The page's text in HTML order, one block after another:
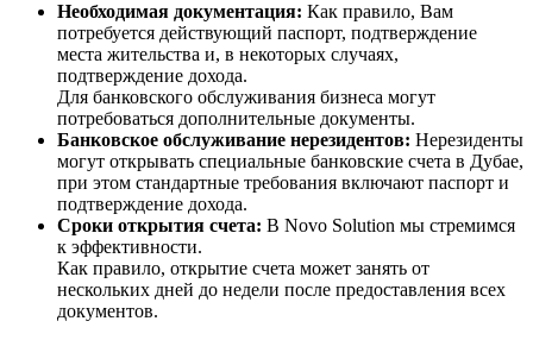
Необходимая документация: Как правило, Вам
потребуется действующий паспорт, подтверждение
места жительства и, в некоторых случаях,
подтверждение дохода.
Для банковского обслуживания бизнеса могут
потребоваться дополнительные документы.
Банковское обслуживание нерезидентов: Нерезиденты
могут открывать специальные банковские счета в Дубае,
при этом стандартные требования включают паспорт и
подтверждение дохода.
Сроки открытия счета: В Novo Solution мы стремимся
к эффективности.
Как правило, открытие счета может занять от
нескольких дней до недели после предоставления всех
документов.